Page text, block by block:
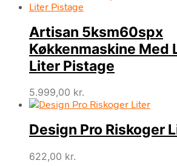
11.995,00 kr..
Artisan 5ksm60spx
Køkkenmaskine Med
Liter Pistage
5.999,00 kr.
Design Pro Riskoger
622,00 kr.